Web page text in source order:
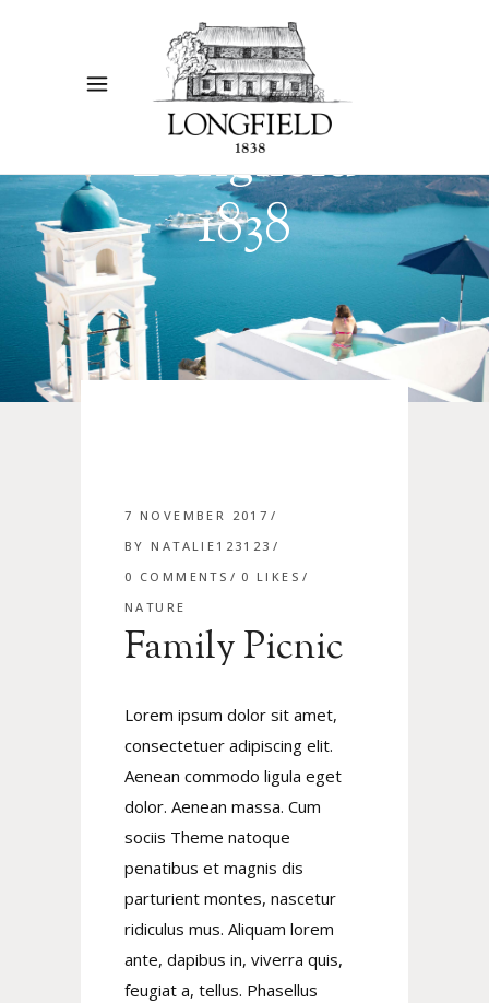
Longfield
1838
7 NOVEMBER 2017
BYNATALIE123123
0 COMMENTS
0 LIKES
NATURE
Family Picnic
Lorem ipsum dolor sit amet,
consectetuer adipiscing elit.
Aenean commodo ligula eget
dolor. Aenean massa. Cum
sociis Theme natoque
penatibus et magnis dis
parturient montes, nascetur
ridiculus mus. Aliquam lorem
ante, dapibus in, viverra quis,
feugiat a, tellus. Phasellus